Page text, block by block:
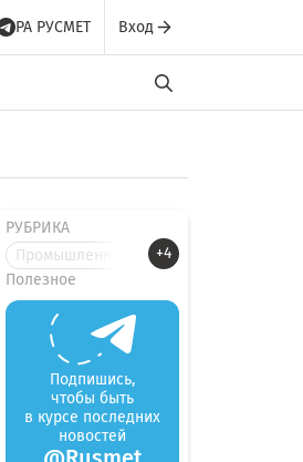
РА РУСМЕТ Вход
РУБРИКА
Промышленные новости
+4
Полезное
Подпишись,
чтобы быть
в курсе последних
новостей